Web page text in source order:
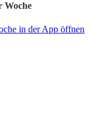
Woche
in der App öffnen